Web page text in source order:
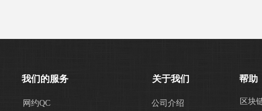
我们的服务 关于我们 帮助
区块
公司介绍
网约QC